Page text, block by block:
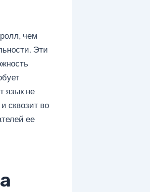
чем
Эти
язык не
сквозит во
ее